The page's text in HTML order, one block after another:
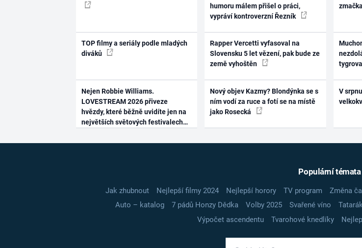
TOP filmy a seriály podle mladých
diváků
Nejen Robbie Williams.
LOVESTREAM 2026 přiveze
hvězdy, které běžně uvidíte jen na
největších světových festivalech
humoru málem přišel o práci,
vypráví kontroverzní Řezník
Rapper Vercetti vyfasoval na
Slovensku 5 let vězení, pak bude ze
země vyhoštěn
Nový objev Kazmy? Blondýnka se s
ním vodí za ruce a fotí se na místě
jako Rosecká
V
Populární témata
Jak zhubnout Nejlepší filmy 2024 Nejlepší horory TV program Změna
Auto – katalog
7 pádů Honzy Dědka Volby 2025 Svařené víno
Výpočet ascendentu
Tvarohové knedlíky